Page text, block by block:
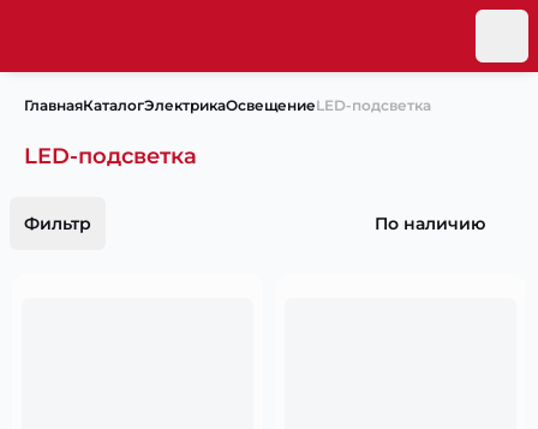
ГлавнаяКаталогЭлектрикаОсвещениеLED-подсветка
LED-подсветка
Фильтр По наличию